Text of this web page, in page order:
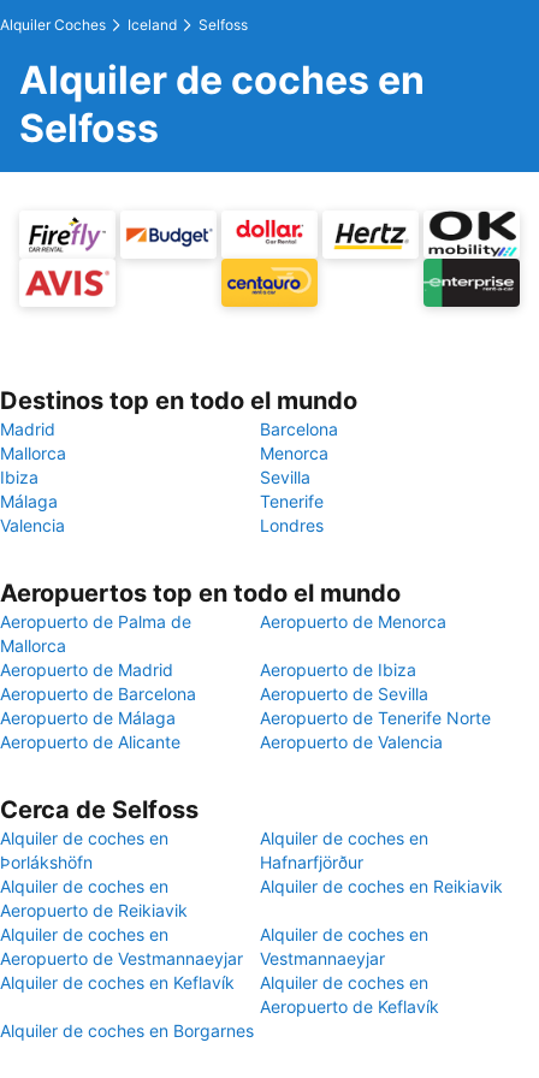
Alquiler Coches Iceland Selfoss
Alquiler de coches en
Selfoss
Destinos top en todo el mundo
Madrid
Barcelona
Mallorca
Menorca
Ibiza
Sevilla
Málaga
Tenerife
Valencia
Londres
Aeropuertos top en todo el mundo
Aeropuerto de Palma de
Mallorca
Aeropuerto de Menorca
Aeropuerto de Madrid
Aeropuerto de Ibiza
Aeropuerto de Barcelona
Aeropuerto de Sevilla
Aeropuerto de Málaga
Aeropuerto de Tenerife Norte
Aeropuerto de Alicante
Aeropuerto de Valencia
Cerca de Selfoss
Alquiler de coches en
Þorlákshöfn
Alquiler de coches en
Hafnarfjörður
Alquiler de coches en
Aeropuerto de Reikiavik
Alquiler de coches en Reikiavik
Alquiler de coches en
Aeropuerto de Vestmannaeyjar
Alquiler de coches en
Vestmannaeyjar
Alquiler de coches en Keflavík
Alquiler de coches en
Aeropuerto de Keflavík
Alquiler de coches en Borgarnes